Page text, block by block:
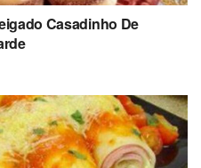
Casadinho De